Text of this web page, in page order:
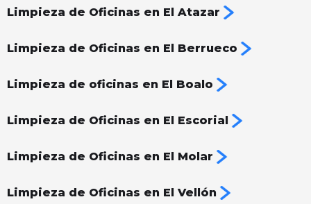
Limpieza de Oficinas en El Atazar
Limpieza de Oficinas en El Berrueco
Limpieza de oficinas en El Boalo
Limpieza de Oficinas en El Escorial
Limpieza de Oficinas en El Molar
Limpieza de Oficinas en El Vellón